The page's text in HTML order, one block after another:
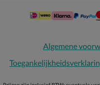
Algemene